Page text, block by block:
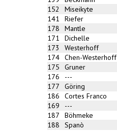
152
Miseikyte
141
Riefer
178
Mantle
171
Dichelle
173
Westerhoff
174 Chen-Westerhoff
175
Gruner
176
---
177
Göring
186
Cortes Franco
169
---
187
Böhmeke
188
Spanò